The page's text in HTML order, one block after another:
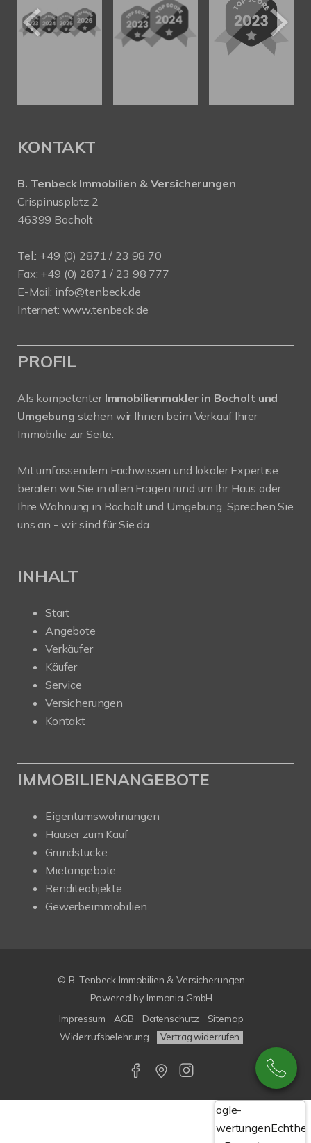
KONTAKT
B. Tenbeck Immobilien & Versicherungen
Crispinusplatz 2
46399 Bocholt
Tel.: +49 (0) 2871 / 23 98 70
Fax: +49 (0) 2871 / 23 98 777
E-Mail: info@tenbeck.de
Internet: www.tenbeck.de
PROFIL
Als kompetenter Immobilienmakler in Bocholt und
Umgebung stehen wir Ihnen beim Verkauf Ihrer
Immobilie zur Seite.
Mit umfassendem Fachwissen und lokaler Expertise
beraten wir Sie in allen Fragen rund um Ihr Haus oder
Ihre Wohnung in Bocholt und Umgebung. Sprechen Sie
uns an - wir sind für Sie da.
INHALT
Start
Angebote
Verkäufer
Käufer
Service
Versicherungen
Kontakt
IMMOBILIENANGEBOTE
Eigentumswohnungen
Häuser zum Kauf
Grundstücke
Mietangebote
Renditeobjekte
Gewerbeimmobilien
© B. Tenbeck Immobilien & Versicherungen
Powered by Immonia GmbH
Impressum
AGB Datenschutz
Sitemap
Widerrufsbelehrung
Vertrag widerrufen
Google-
Bewertungen